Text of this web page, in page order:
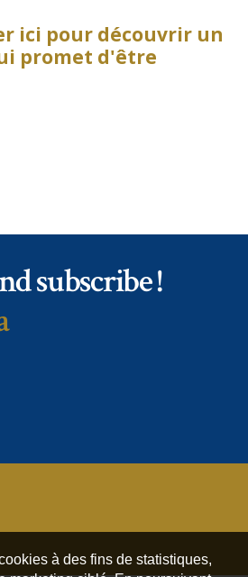
ici pour découvrir un
promet d'être
subscribe !
à des fins de statistiques,